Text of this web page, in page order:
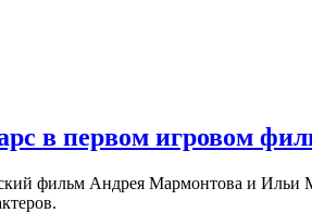
в первом игровом
фильм Андрея Мармонтова и